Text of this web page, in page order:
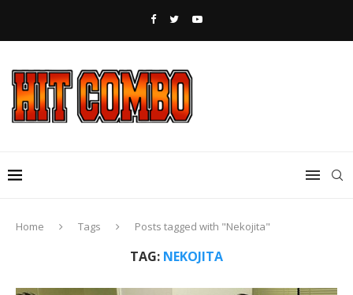
Home Tags Posts tagged with "Nekojita"
TAG: NEKOJITA